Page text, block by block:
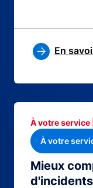
En
Mieux
À votre
À votre